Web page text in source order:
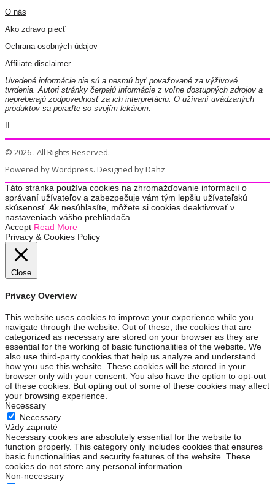
O nás
Ako zdravo piecť
Ochrana osobných údajov
Affiliate disclaimer
Uvedené informácie nie sú a nesmú byť považované za výživové
tvrdenia. Autori stránky čerpajú informácie z voľne dostupných zdrojov a
nepreberajú zodpovednosť za ich interpretáciu. O užívaní uvádzaných
produktov sa poraďte so svojím lekárom.
© 2026 . All Rights Reserved.
Powered by Wordpress. Designed by Dahz
Táto stránka používa cookies na zhromažďovanie informácií o
správaní užívateľov a zabezpečuje vám tým lepšiu užívateľskú
skúsenosť. Ak nesúhlasíte, môžete si cookies deaktivovať v
nastaveniach vášho prehliadača.
Accept Read More
Privacy & Cookies Policy
Close
Privacy Overview
This website uses cookies to improve your experience while you
navigate through the website. Out of these, the cookies that are
categorized as necessary are stored on your browser as they are
essential for the working of basic functionalities of the website. We
also use third-party cookies that help us analyze and understand
how you use this website. These cookies will be stored in your
browser only with your consent. You also have the option to opt-out
of these cookies. But opting out of some of these cookies may affect
your browsing experience.
Necessary
Necessary
Vždy zapnuté
Necessary cookies are absolutely essential for the website to
function properly. This category only includes cookies that ensures
basic functionalities and security features of the website. These
cookies do not store any personal information.
Non-necessary